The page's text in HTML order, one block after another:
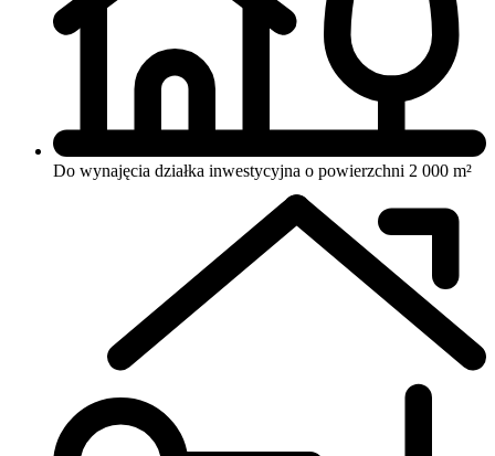
Do wynajęcia działka inwestycyjna o powierzchni 2 000 m²